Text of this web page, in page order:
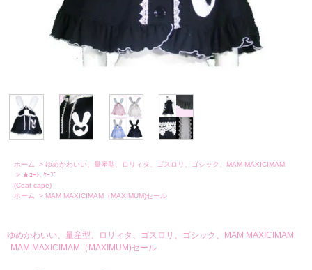
ホーム > ゆめかわいい、量産型、ロリィタ、ゴスロリ、ゴシック、MAM MAXICIMAM
> ★ｺｰﾄ､ｹｰﾌﾟ
(Coat cape)
ホーム
> MAM MAXICIMAM（MAXIMUM)セール
ゆめかわいい、量産型、ロリィタ、ゴスロリ、ゴシック、MAM MAXICIMAM
MAM MAXICIMAM（MAXIMUM)セール